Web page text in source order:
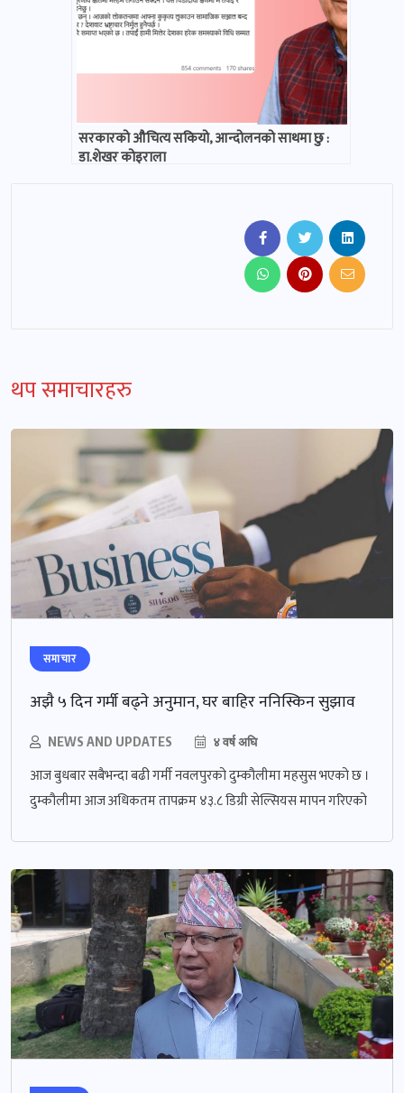
सरकारको औचित्य सकियो, आन्दोलनको साथमा छु :
डा.शेखर कोइराला
थप समाचारहरु
समाचार
अझै ५ दिन गर्मी बढ्ने अनुमान, घर बाहिर ननिस्किन सुझाव
NEWS AND UPDATES ४ वर्ष अघि
आज बुधबार सबैभन्दा बढी गर्मी नवलपुरको दुम्कौलीमा महसुस भएको छ ।
दुम्कौलीमा आज अधिकतम तापक्रम ४३.८ डिग्री सेल्सियस मापन गरिएको